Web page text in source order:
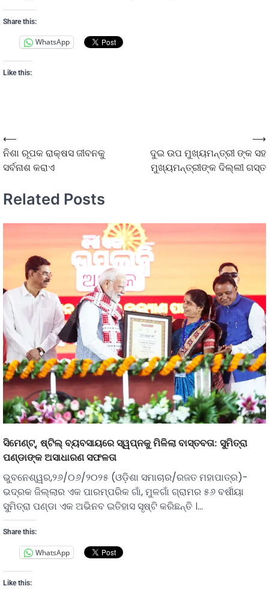
Share this:
WhatsApp
Like this:
⟵
ନିଶା ରୂପକ ରାକ୍ଷସ ଜୀବନକୁ
ସର୍ବନାଶ କରାଏ
ଦୁଇ ଉପ ମୁଖ୍ୟମନ୍ତ୍ରୀ ଙ୍କ ସହ
ମୁଖ୍ୟମନ୍ତ୍ରୀଙ୍କ ଦିଲ୍ଲୀ ଗସ୍ତ
⟶
Related Posts
ସିମେଣ୍ଟ୍, ଷ୍ଟିଲ୍ ବ୍ୟବସାୟରେ ସ୍ୱପ୍ନକୁ ମିଳିଲା ବାସ୍ତବତା: ସୁମିତ୍ରା
ପଣ୍ଡାଙ୍କ ଅସାଧାରଣ ସଫଳତା
ଭୁବନେଶ୍ୱର,୨୬/୦୬/୨୦୨୫ (ଓଡ଼ିଶା ସମାଚାର/ରଜତ ମହାପାତ୍ର)-
ଭଦ୍ରକ ଜିଲ୍ଲାର ଏକ ପାରମ୍ପରିକ ଗାଁ, ମୁଳଗାଁ ଗ୍ରାମର ୫୬ ବର୍ଷୀୟା
ସୁମିତ୍ରା ପଣ୍ଡା ଏକ ଅଭିନବ ଇତିହାସ ସୃଷ୍ଟି କରିଛନ୍ତି ।…
Share this:
WhatsApp
Like this: